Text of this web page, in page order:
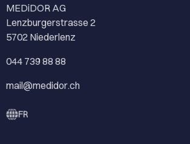
MEDiDOR AG
Lenzburgerstrasse 2
5702 Niederlenz
044 739 88 88
mail@medidor.ch
FR